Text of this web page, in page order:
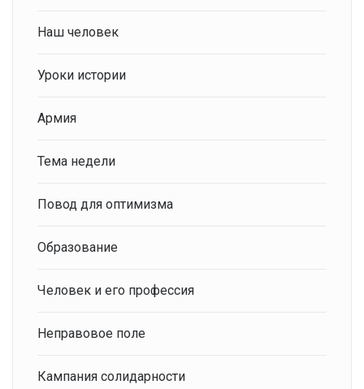
Наш человек
Уроки истории
Армия
Тема недели
Повод для оптимизма
Образование
Человек и его профессия
Неправовое поле
Кампания солидарности